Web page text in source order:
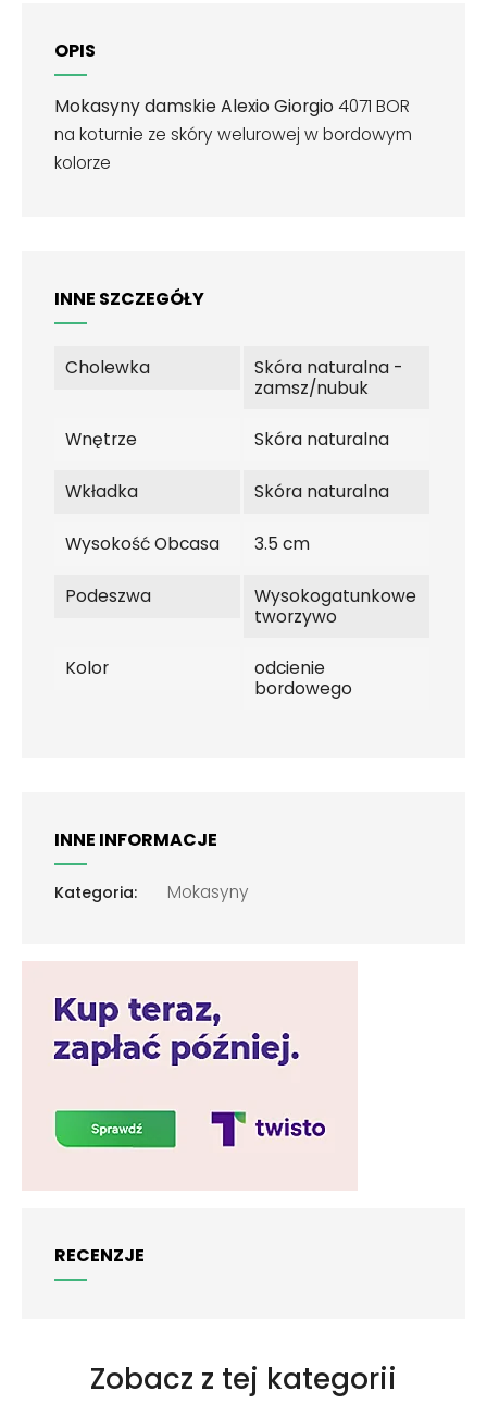
OPIS
Mokasyny damskie Alexio Giorgio 4071 BOR
na koturnie ze skóry welurowej w bordowym
kolorze
INNE SZCZEGÓŁY
Cholewka
Skóra naturalna -
zamsz/nubuk
Wnętrze Skóra naturalna
Wkładka Skóra naturalna
Wysokość Obcasa 3.5 cm
Podeszwa
Wysokogatunkowe
tworzywo
Kolor
odcienie
bordowego
INNE INFORMACJE
Kategoria: Mokasyny
RECENZJE
Zobacz z tej kategorii